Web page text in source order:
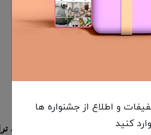
به مهارت بافنده،
و اطلاع از جشنواره ها
کنید